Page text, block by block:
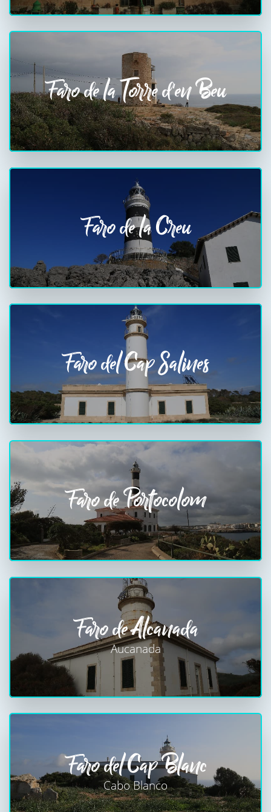
Faro de la Torre d'en Beu
Faro de la Creu
Faro del Cap Salines
Faro de Portocolom
Faro de Alcanada
Aucanada
Faro del Cap Blanc
Cabo Blanco